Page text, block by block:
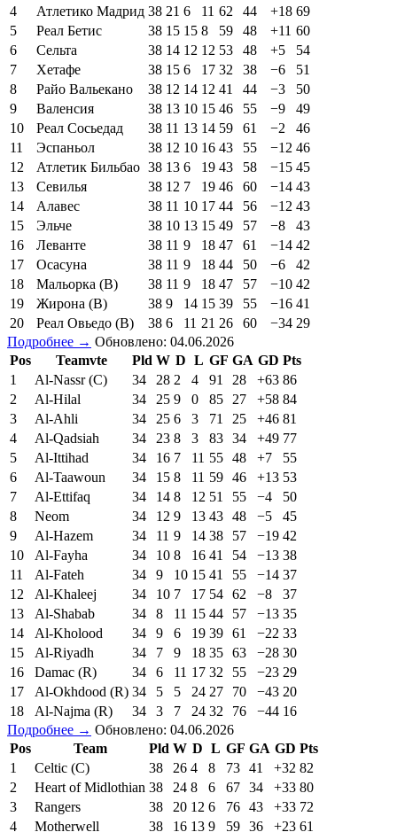
4
Атлетико Мадрид 38 21 6 11 62 44 +18 69
5
Реал Бетис 38 15 15 8 59 48 +11 60
6
Сельта 38 14 12 12 53 48 +5
54
7
Хетафе 38 15 6 17 32 38 −6
51
8
Райо Вальекано 38 12 14 12 41 44 −3
50
9
Валенсия 38 13 10 15 46 55 −9
49
10
Реал Сосьедад 38 11 13 14 59 61 −2
46
11
Эспаньол 38 12 10 16 43 55 −12 46
12
Атлетик Бильбао 38 13 6 19 43 58 −15 45
13
Севилья 38 12 7 19 46 60 −14 43
14
Алавес 38 11 10 17 44 56 −12 43
15
Эльче 38 10 13 15 49 57 −8
43
16
Леванте 38 11 9 18 47 61 −14 42
17
Осасуна 38 11 9 18 44 50 −6
42
18
Мальорка (В) 38 11 9 18 47 57 −10 42
19
Жирона (В) 38 9 14 15 39 55 −16 41
20
Реал Овьедо (В) 38 6 11 21 26 60 −34 29
Подробнее → Обновлено: 04.06.2026
Pos
Teamvte Pld W D L GF GA GD Pts
1
Al-Nassr (C) 34 28 2 4 91 28 +63 86
2
Al-Hilal 34 25 9 0 85 27 +58 84
3
Al-Ahli 34 25 6 3 71 25 +46 81
4
Al-Qadsiah 34 23 8 3 83 34 +49 77
5
Al-Ittihad 34 16 7 11 55 48 +7
55
6
Al-Taawoun 34 15 8 11 59 46 +13 53
7
Al-Ettifaq 34 14 8 12 51 55 −4
50
8
Neom 34 12 9 13 43 48 −5
45
9
Al-Hazem 34 11 9 14 38 57 −19 42
10
Al-Fayha 34 10 8 16 41 54 −13 38
11
Al-Fateh 34 9 10 15 41 55 −14 37
12
Al-Khaleej 34 10 7 17 54 62 −8
37
13
Al-Shabab 34 8 11 15 44 57 −13 35
14
Al-Kholood 34 9 6 19 39 61 −22 33
15
Al-Riyadh 34 7 9 18 35 63 −28 30
16
Damac (R) 34 6 11 17 32 55 −23 29
17
Al-Okhdood (R) 34 5 5 24 27 70 −43 20
18
Al-Najma (R) 34 3 7 24 32 76 −44 16
Подробнее → Обновлено: 04.06.2026
Pos
Team Pld W D L GF GA GD Pts
1
Celtic (C) 38 26 4 8 73 41 +32 82
2
Heart of Midlothian 38 24 8 6 67 34 +33 80
3
Rangers 38 20 12 6 76 43 +33 72
4
Motherwell 38 16 13 9 59 36 +23 61